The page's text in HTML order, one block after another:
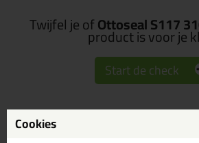
Twijfel je ofOttoseal S117
product is voor je
Start de check
Omschrijving
Cookies